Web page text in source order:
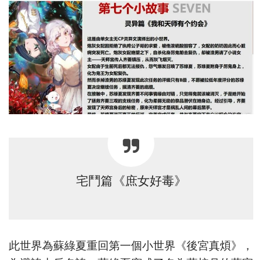
宅鬥篇《庶女好毒》
此世界為蘇綠夏重回第一個小世界《後宮真煩》，